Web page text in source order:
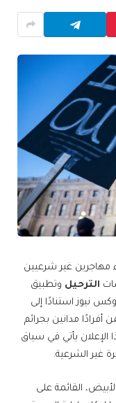
مهاجرين غير شرعيين
الترحيل وتطبيق
نيوز استنادًا إلى
أفرادًا مدانين بجرائم
الإعلان يأتي في سياق
غير الشرعية.
القائمة على